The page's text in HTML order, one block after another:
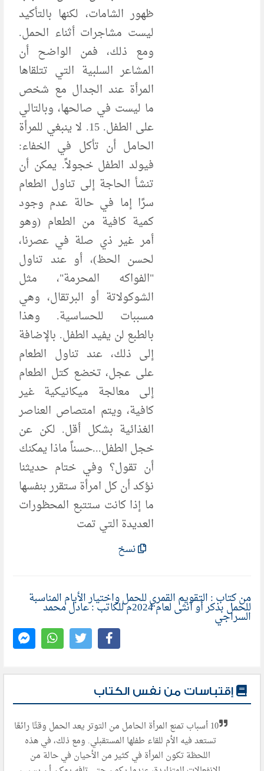
ظهور الشامات، لكنها بالتأكيد
ليست مشاجرات أثناء الحمل.
ومع ذلك، فمن الواضح أن
المشاعر السلبية التي تتلقاها
المرأة عند الجدال مع شخص
ما ليست في صالحها، وبالتالي
على الطفل. 15. لا ينبغي للمرأة
الحامل أن تأكل في الخفاء:
فيولد الطفل خجولاً. يمكن أن
تنشأ الحاجة إلى تناول الطعام
سرًا إما في حالة عدم وجود
كمية كافية من الطعام (وهو
أمر غير ذي صلة في عصرنا،
لحسن الحظ)، أو عند تناول
"الفواكه المحرمة"، مثل
الشوكولاتة أو البرتقال، وهي
مسببات للحساسية. وهذا
بالطبع لن يفيد الطفل. بالإضافة
إلى ذلك، عند تناول الطعام
على عجل، تخضع كتل الطعام
إلى معالجة ميكانيكية غير
كافية، ويتم امتصاص العناصر
الغذائية بشكل أقل. لكن عن
خجل الطفل...حسناً ماذا يمكنك
أن تقول؟ وفي ختام حديثنا
نؤكد أن كل امرأة ستقرر بنفسها
ما إذا كانت ستتبع المحظورات
العديدة التي تمت
نسخ
من كتاب : التقويم القمري للحمل واختيار الأيام المناسبة
للحمل بذكر أو أنثى لعام 2024م للكاتب : عادل محمد السراجي
إقتباسات من نفس الكتاب
10 أسباب تمنع المرأة الحامل من التوتر يعد الحمل وقتًا رائعًا
تستعد فيه الأم للقاء طفلها المستقبلي. ومع ذلك، في هذه
اللحظة تكون المرأة في كثير من الأحيان في حالة من